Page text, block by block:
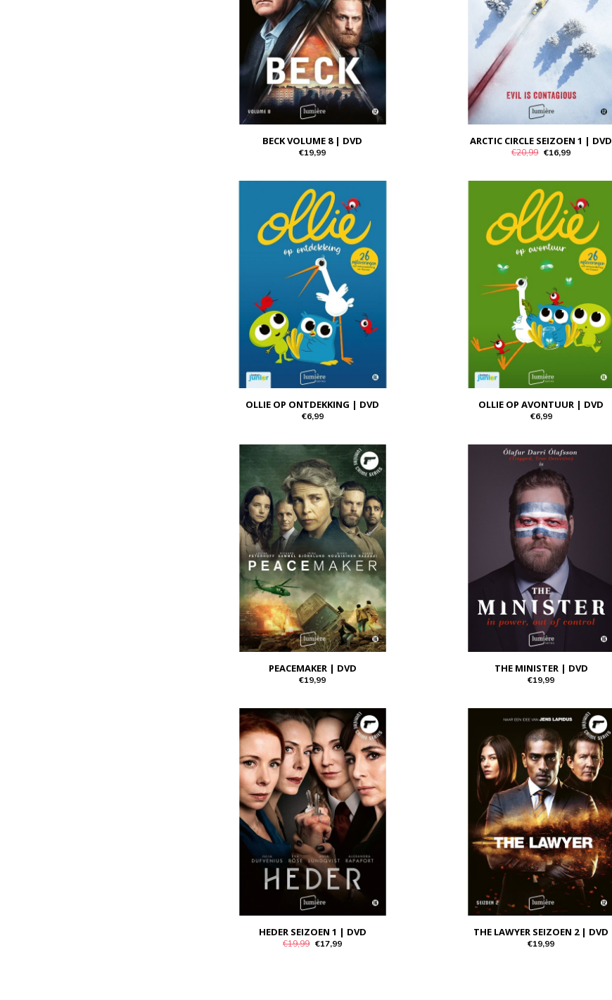
BECK VOLUME 8 | DVD
€19,99
ARCTIC CIRCLE SEIZOEN 1 | DVD
€20,99 €16,99
OLLIE OP ONTDEKKING | DVD
€6,99
OLLIE OP AVONTUUR | DVD
€6,99
PEACEMAKER | DVD
€19,99
THE MINISTER | DVD
€19,99
HEDER SEIZOEN 1 | DVD
€19,99 €17,99
THE LAWYER SEIZOEN 2 | DVD
€19,99